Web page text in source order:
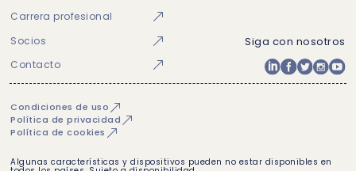
Carrera profesional
Socios
Contacto
Siga con nosotros
Condiciones de uso
Política de privacidad
Política de cookies
Algunas características y dispositivos pueden no estar disponibles en